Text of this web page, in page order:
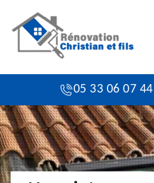
05 33 06 07 44